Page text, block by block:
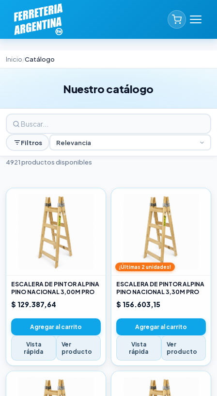
Inicio/Catálogo
Nuestro catálogo
Filtros Relevancia
4921 productos disponibles
ESCALERA DE PINTOR ALPINA
PINO NACIONAL 3,00M PRO
$ 129.387,64
Agregar al carrito
Vista
rápida
Ver
producto
¡Últimas 2 unidades!
ESCALERA DE PINTOR ALPINA
PINO NACIONAL 3,30M PRO
$ 156.603,15
Agregar al carrito
Vista
rápida
Ver
producto